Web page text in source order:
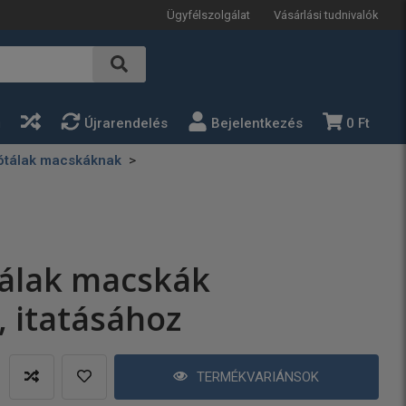
Ügyfélszolgálat Vásárlási tudnivalók
Újrarendelés Bejelentkezés 0 Ft
macskáknak
macskák
itatásához
TERMÉKVARIÁNSOK